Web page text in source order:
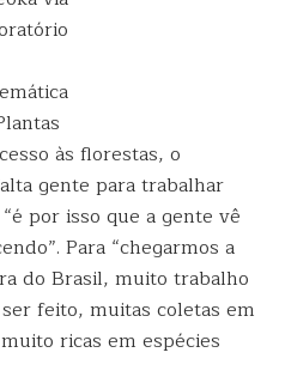
às florestas, o
gente para trabalhar
por isso que a gente vê
Para “chegarmos a
do Brasil, muito trabalho
feito, muitas coletas em
ricas em espécies